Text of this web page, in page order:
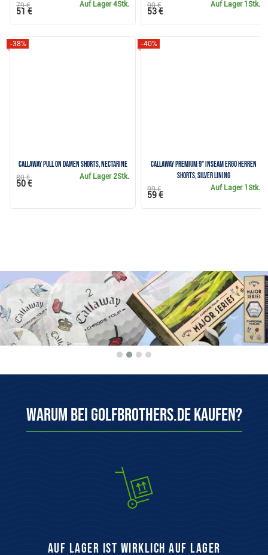
Auf Lager4Stk.
79 €
51 €
Auf Lager 1Stk.
90 €
53 €
Callaway Pull On Damen Shorts, nectarine
-38%
Auf Lager2Stk.
80 €
50 €
Callaway Premium 9" Inseam Ergo Herren
Shorts, silver lining
-40%
Auf Lager 1Stk.
99 €
59 €
Warum bei Golfbrothers.de kaufen?
auf Lager ist wirklich auf Lager